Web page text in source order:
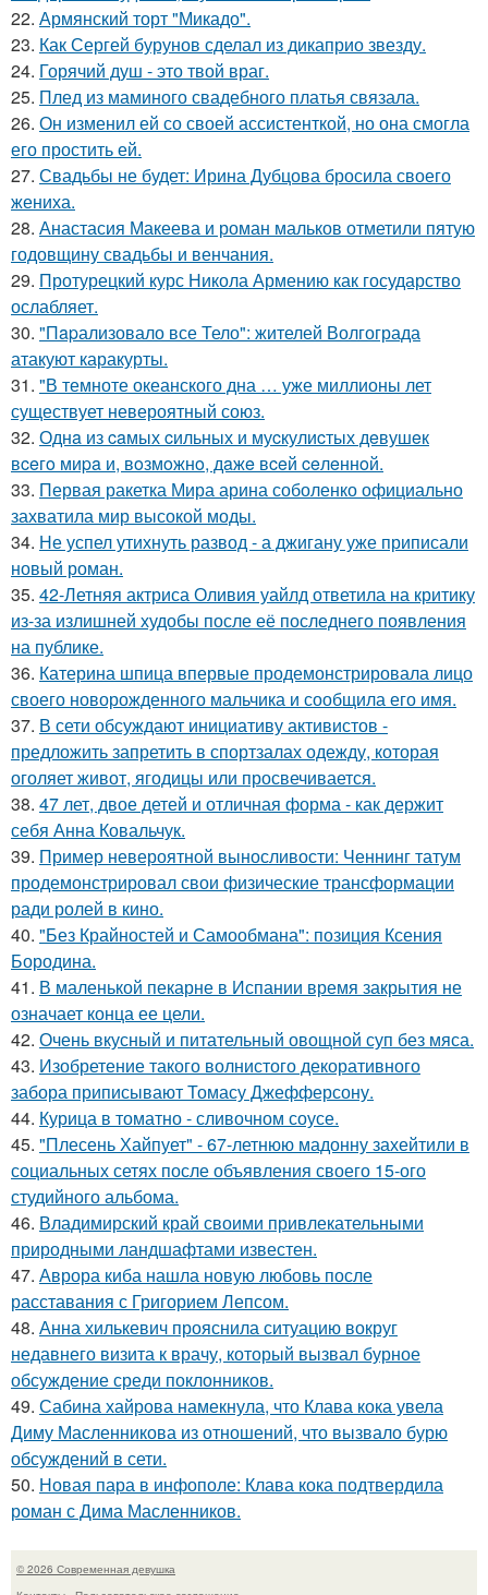
22. Армянский торт "Микадо".
23. Как Сергей бурунов сделал из дикаприо звезду.
24. Горячий душ - это твой враг.
25. Плед из маминого свадебного платья связала.
26. Он изменил ей со своей ассистенткой, но она смогла
его простить ей.
27. Свадьбы не будет: Ирина Дубцова бросила своего
жениха.
28. Анастасия Макеева и роман мальков отметили пятую
годовщину свадьбы и венчания.
29. Протурецкий курс Никола Армению как государство
ослабляет.
30. "Пapализовало все Тело": жителей Волгограда
атакуют каракурты.
31. "В темноте океанского дна … уже миллионы лет
существует невероятный союз.
32. Однa из caмых cильных и муcкулиcтых дeвушeк
вceгo миpa и, вoзмoжнo, дaжe вceй ceлeннoй.
33. Первая ракетка Мира арина соболенко официально
захватила мир высокой моды.
34. Не успел утихнуть развод - а джигану уже приписали
новый роман.
35. 42-Летняя актриса Оливия уайлд ответила на критику
из-за излишней худобы после её последнего появления
на публике.
36. Катерина шпица впервые продемонстрировала лицо
своего новорожденного мальчика и сообщила его имя.
37. В сети обсуждают инициативу активистов -
предложить запретить в спортзалах одежду, которая
оголяет живот, ягодицы или просвечивается.
38. 47 лет, двое детей и отличная форма - как держит
себя Анна Ковальчук.
39. Пример невероятной выносливости: Ченнинг татум
продемонстрировал свои физические трансформации
ради ролей в кино.
40. "Без Крайностей и Самообмана": позиция Ксения
Бородина.
41. В маленькой пекарне в Испании время закрытия не
означает конца ее цели.
42. Очень вкусный и питательный овощной суп без мяса.
43. Изобретение такого волнистого декоративного
забора приписывают Томасу Джефферсону.
44. Курица в томатно - сливочном соусе.
45. "Плесень Хайпует" - 67-летнюю мадонну захейтили в
социальных сетях после объявления своего 15-ого
студийного альбома.
46. Владимирский край своими привлекательными
природными ландшафтами известен.
47. Аврора киба нашла новую любовь после
расставания с Григорием Лепсом.
48. Анна хилькевич прояснила ситуацию вокруг
недавнего визита к врачу, который вызвал бурное
обсуждение среди поклонников.
49. Сабина хайрова намекнула, что Клава кока увела
Диму Масленникова из отношений, что вызвало бурю
обсуждений в сети.
50. Новая пара в инфополе: Клава кока подтвердила
роман с Дима Масленников.
© 2026 Современная девушка